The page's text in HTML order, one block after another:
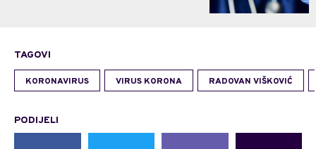
TAGOVI
KORONAVIRUS VIRUS KORONA RADOVAN VIŠKOVIĆ
PODIJELI